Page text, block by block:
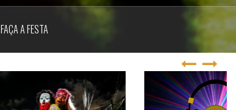
FAÇA A FESTA